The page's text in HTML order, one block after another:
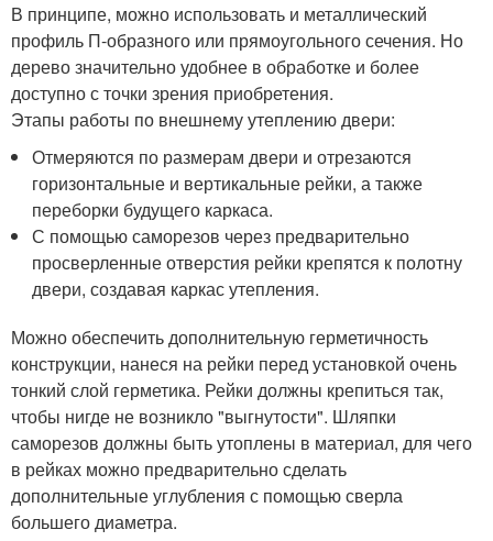
В принципе, можно использовать и металлический
профиль П-образного или прямоугольного сечения. Но
дерево значительно удобнее в обработке и более
доступно с точки зрения приобретения.
Этапы работы по внешнему утеплению двери:
Отмеряются по размерам двери и отрезаются
горизонтальные и вертикальные рейки, а также
переборки будущего каркаса.
С помощью саморезов через предварительно
просверленные отверстия рейки крепятся к полотну
двери, создавая каркас утепления.
Можно обеспечить дополнительную герметичность
конструкции, нанеся на рейки перед установкой очень
тонкий слой герметика. Рейки должны крепиться так,
чтобы нигде не возникло "выгнутости". Шляпки
саморезов должны быть утоплены в материал, для чего
в рейках можно предварительно сделать
дополнительные углубления с помощью сверла
большего диаметра.